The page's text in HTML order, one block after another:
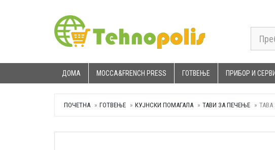
ДОМА MOCCA&FRENCH PRESS ГОТВЕЊЕ ПРИБОР И
ПОЧЕТНА ГОТВЕЊЕ КУЈНСКИ ПОМАГАЛА ТАВИ ЗА ПЕЧЕЊЕ ТАВА